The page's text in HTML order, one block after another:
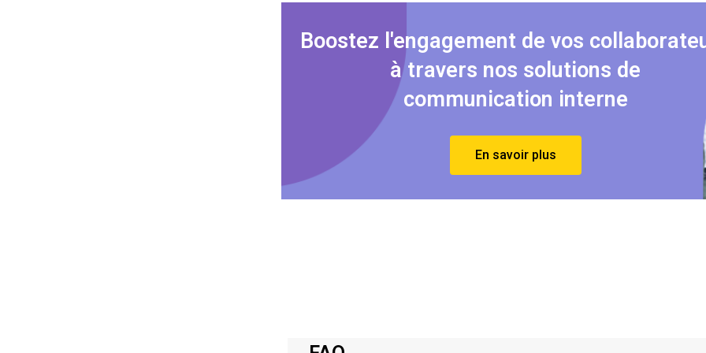
Boostez l'engagement de vos
à travers nos solutions de
communication interne
En savoir plus